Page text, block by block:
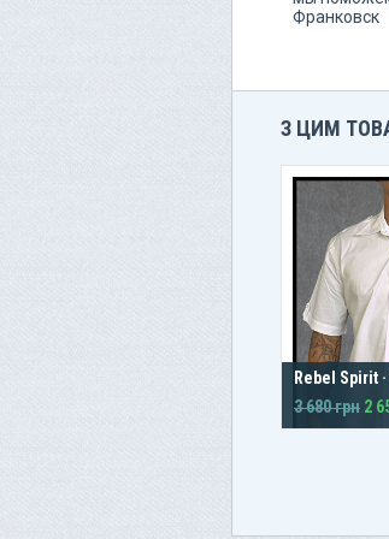
Франковск
З ЦИМ
Rebel Spirit
3 680 грн 2